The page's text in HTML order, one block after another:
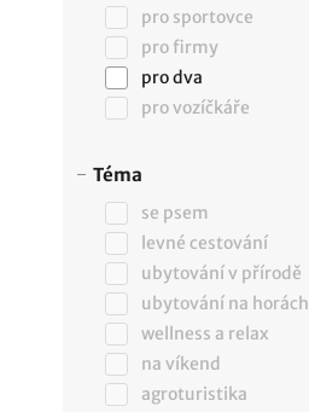
pro sportovce
pro firmy
pro dva
pro vozíčkáře
Téma
se psem
levné cestování
ubytování v přírodě
ubytování na horách
wellness a relax
na víkend
agroturistika